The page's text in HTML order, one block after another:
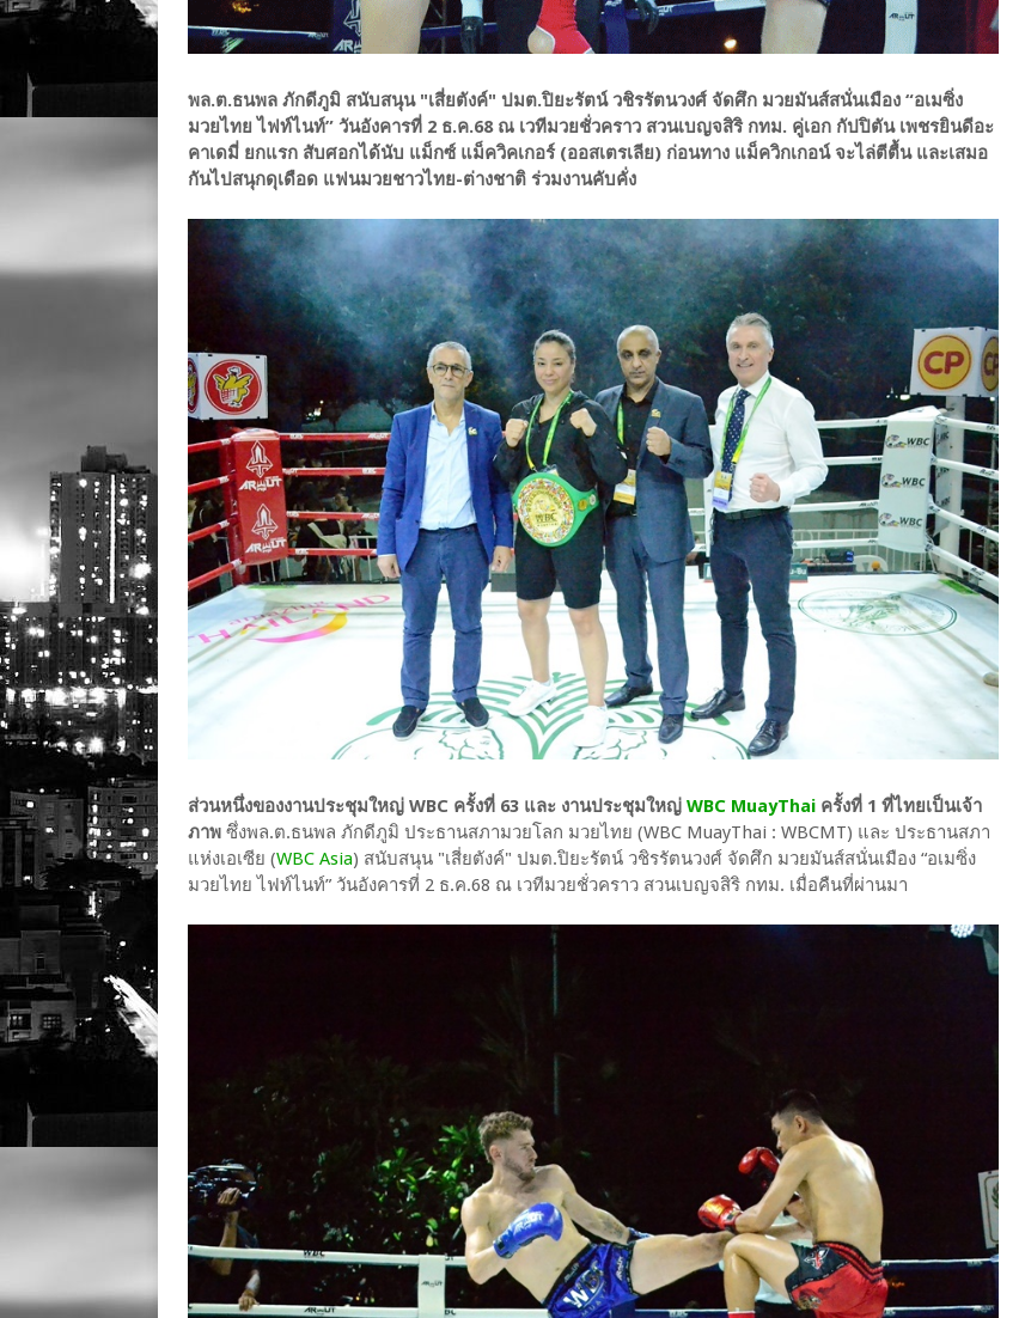
พล.ต.ธนพล ภักดีภูมิ สนับสนุน "เสี่ยตังค์" ปมต.ปิยะรัตน์ วชิรรัตนวงศ์ จัดศึก มวยมันส์สนั่นเมือง “อเมซิ่ง
มวยไทย ไฟท์ไนท์” วันอังคารที่ 2 ธ.ค.68 ณ เวทีมวยชั่วคราว สวนเบญจสิริ กทม. คู่เอก กัปปิตัน เพชรยินดีอะ
คาเดมี่ ยกแรก สับศอกได้นับ แม็กซ์ แม็ควิคเกอร์ (ออสเตรเลีย) ก่อนทาง แม็ควิกเกอน์ จะไล่ตีตื้น และเสมอ
กันไปสนุกดุเดือด แฟนมวยชาวไทย-ต่างชาติ ร่วมงานคับคั่ง
ส่วนหนึ่งของงานประชุมใหญ่ WBC ครั้งที่ 63 และ งานประชุมใหญ่ WBC MuayThai ครั้งที่ 1 ที่ไทยเป็นเจ้า
ภาพ ซึ่งพล.ต.ธนพล ภักดีภูมิ ประธานสภามวยโลก มวยไทย (WBC MuayThai : WBCMT) และ ประธานสภา
แห่งเอเซีย (WBC Asia) สนับสนุน "เสี่ยตังค์" ปมต.ปิยะรัตน์ วชิรรัตนวงศ์ จัดศึก มวยมันส์สนั่นเมือง “อเมซิ่ง
มวยไทย ไฟท์ไนท์” วันอังคารที่ 2 ธ.ค.68 ณ เวทีมวยชั่วคราว สวนเบญจสิริ กทม. เมื่อคืนที่ผ่านมา